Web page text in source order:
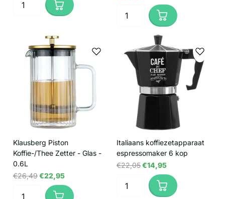
Klausberg Piston
Koffie-/Thee Zetter - Glas -
0.6L
€26,49€22,95
Italiaans koffiezetapparaat
espressomaker 6 kop
€22,05€14,95